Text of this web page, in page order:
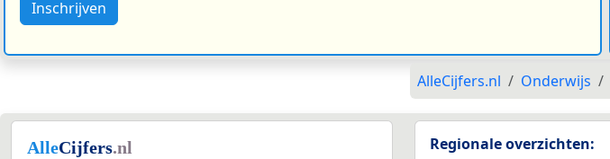
Inschrijven
AlleCijfers.nl Onderwijs
Regionale overzichten: